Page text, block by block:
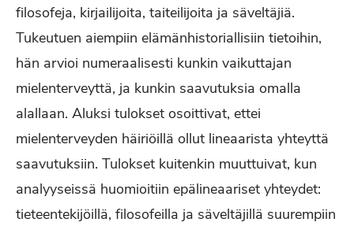
filosofeja, kirjailijoita, taiteilijoita ja säveltäjiä.
Tukeutuen aiempiin elämänhistoriallisiin tietoihin,
hän arvioi numeraalisesti kunkin vaikuttajan
mielenterveyttä, ja kunkin saavutuksia omalla
alallaan. Aluksi tulokset osoittivat, ettei
mielenterveyden häiriöillä ollut lineaarista yhteyttä
saavutuksiin. Tulokset kuitenkin muuttuivat, kun
analyyseissä huomioitiin epälineaariset yhteydet:
tieteentekijöillä, filosofeilla ja säveltäjillä suurempiin